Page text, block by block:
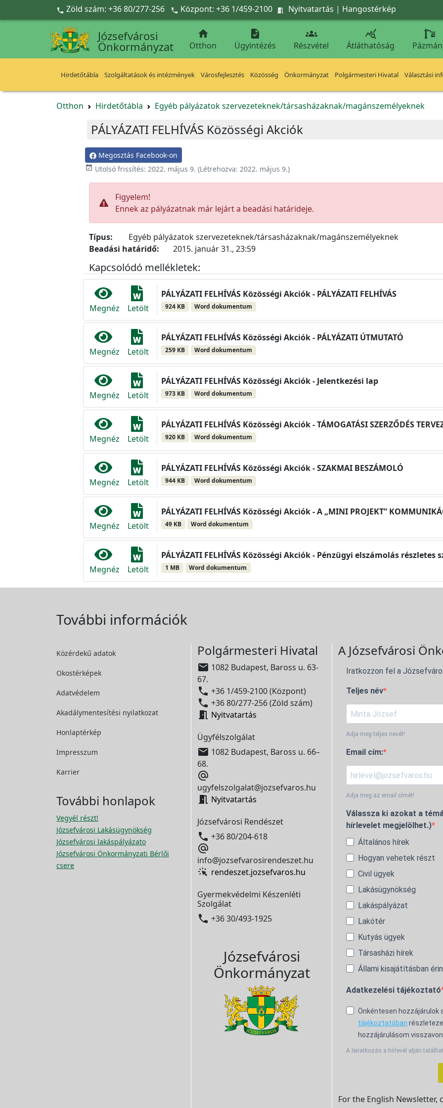
Ugrás a fő tartalomra
 Zöld szám: +36 80/277-256  Központ: +36 1/459-2100  Nyitvatartás | Hangostérkép
Józsefvárosi
Önkormányzat

Otthon

Ügyintézés

Részvétel

Átláthatóság
Hirdetőtábla Szolgáltatások és intézmények Városfejlesztés Közösség Önkormányzat Polgármesteri Hivatal Választási
Otthon Hirdetőtábla Egyéb pályázatok szervezeteknek/társasházaknak/magánszemélyeknek
PÁLYÁZATI FELHÍVÁS Közösségi Akciók
Megosztás Facebook-on
 Utolsó frissítés: 2022. május 9. (Létrehozva: 2022. május 9.)
Figyelem!
Ennek az pályázatnak már lejárt a beadási határideje.
Típus:
Egyéb pályázatok szervezeteknek/társasházaknak/magánszemélyeknek
Beadási határidő:
2015. január 31., 23:59
Kapcsolódó mellékletek:
Megnéz Letölt
PÁLYÁZATI FELHÍVÁS Közösségi Akciók - PÁLYÁZATI FELHÍVÁS
924 KB Word dokumentum
Megnéz Letölt
PÁLYÁZATI FELHÍVÁS Közösségi Akciók - PÁLYÁZATI ÚTMUTATÓ
259 KB Word dokumentum
Megnéz Letölt
PÁLYÁZATI FELHÍVÁS Közösségi Akciók - Jelentkezési lap
973 KB Word dokumentum
Megnéz Letölt
PÁLYÁZATI FELHÍVÁS Közösségi Akciók - TÁMOGATÁSI SZERZŐDÉS
920 KB Word dokumentum
Megnéz Letölt
PÁLYÁZATI FELHÍVÁS Közösségi Akciók - SZAKMAI BESZÁMOLÓ
944 KB Word dokumentum
Megnéz Letölt
PÁLYÁZATI FELHÍVÁS Közösségi Akciók - A „MINI PROJEKT”
49 KB Word dokumentum
Megnéz Letölt
PÁLYÁZATI FELHÍVÁS Közösségi Akciók - Pénzügyi elszámolás részletes
1 MB Word dokumentum
További információk
Közérdekű adatok
Okostérképek
Adatvédelem
Akadálymentesítési nyilatkozat
Honlaptérkép
Impresszum
Karrier
További honlapok
Vegyél részt!
Józsefvárosi Lakásügynökség
Józsefvárosi lakáspályázato
Józsefvárosi Önkormányzati Bérlői
csere
Polgármesteri Hivatal
 1082 Budapest, Baross u. 63-
67.
 +36 1/459-2100 (Központ)
 +36 80/277-256 (Zöld szám)
 Nyitvatartás
Ügyfélszolgálat
 1082 Budapest, Baross u. 66–
68.

ugyfelszolgalat@jozsefvaros.hu
 Nyitvatartás
Józsefvárosi Rendészet
 +36 80/204-618

info@jozsefvarosirendeszet.hu
rendeszet.jozsefvaros.hu
Gyermekvédelmi Készenléti
Szolgálat
 +36 30/493-1925
Józsefvárosi
Önkormányzat
A Józsefvárosi
Iratkozzon fel a
Teljes név
Adja meg teljes nevét!
Email cím:
Adja meg az email címét!
Válassza ki azokat a
hírlevelet megjelölhet.)
Általános hírek
Hogyan vehetek részt
Civil ügyek
Lakásügynökség
Lakáspályázat
Lakótér
Kutyás ügyek
Társasházi hírek
Állami kisajátításban
Adatkezelési tájékoztató
Önkéntesen
tájékoztatóban
hozzájárulásom
A leiratkozás a hírlevél alján
For the English Newsletter,